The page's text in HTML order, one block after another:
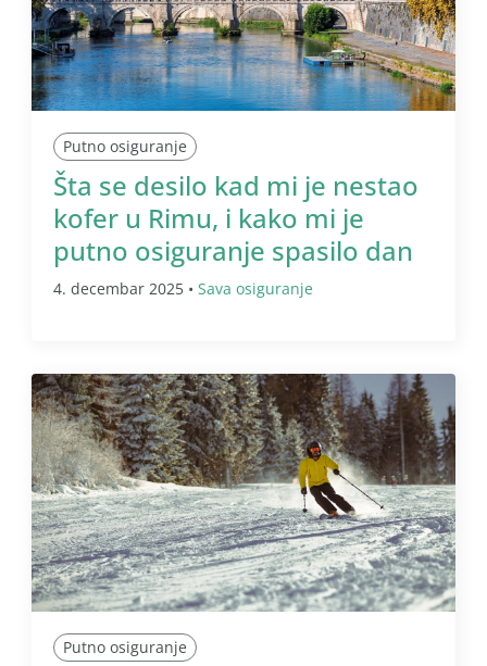
Putno osiguranje
Šta se desilo kad mi je nestao
kofer u Rimu, i kako mi je
putno osiguranje spasilo dan
4. decembar 2025 • Sava osiguranje
Putno osiguranje